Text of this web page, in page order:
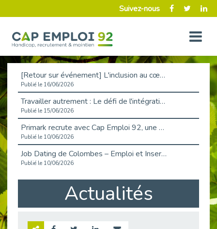
Suivez-nous
[Retour sur événement] L'inclusion au cœur de la Place de l'Emploi à La Défense !
Publié le 16/06/2026
Travailler autrement : Le défi de l'intégration des maladies chroniques en entreprise
Publié le 15/06/2026
Primark recrute avec Cap Emploi 92, une matinée couronnée de succès !
Publié le 10/06/2026
Job Dating de Colombes – Emploi et Insertion
Publié le 10/06/2026
Aborder l'entretien et la situation de handicap en toute confiance
Publié le 09/06/2026
Retour sur l’atelier « Optimiser sa recherche d’emploi »
Actualités